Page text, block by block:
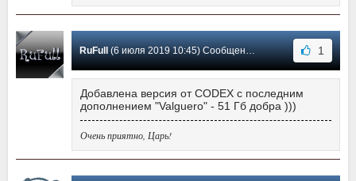
RuFull (6 июля 2019 10:45) Сообщение #26 1
Добавлена версия от CODEX с последним
дополнением "Valguero" - 51 Гб добра )))
Очень приятно, Царь!